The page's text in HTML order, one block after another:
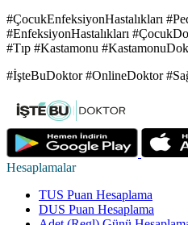
#ÇocukEnfeksiyonHastalıkları
#EnfeksiyonHastalıkları
#Tıp #Kastamonu
#İşteBuDoktor #OnlineDoktor
Hesaplamalar
TUS Puan Hesaplama
DUS Puan Hesaplama